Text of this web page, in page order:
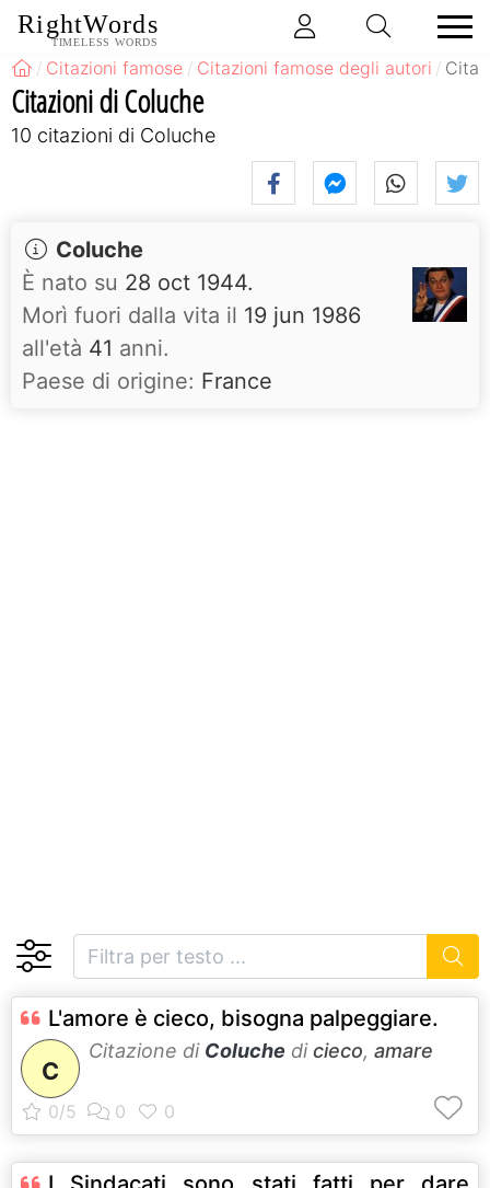
RightWords
TIMELESS WORDS
Citazioni famose Citazioni famose degli autori
Citazioni di Coluche
10 citazioni di Coluche
Coluche
È nato su 28 oct 1944.
Morì fuori dalla vita il 19 jun 1986
all'età 41 anni.
Paese di origine: France
L'amore è cieco, bisogna palpeggiare.
C
Citazione di Coluche dicieco, amare